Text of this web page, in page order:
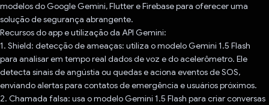
modelos do Google Gemini, Flutter e Firebase para oferecer uma
solução de segurança abrangente.
Recursos do app e utilização da API Gemini:
1. Shield: detecção de ameaças: utiliza o modelo Gemini 1.5 Flash
para analisar em tempo real dados de voz e do acelerômetro. Ele
detecta sinais de angústia ou quedas e aciona eventos de SOS,
enviando alertas para contatos de emergência e usuários próximos.
2. Chamada falsa: usa o modelo Gemini 1.5 Flash para criar conversas